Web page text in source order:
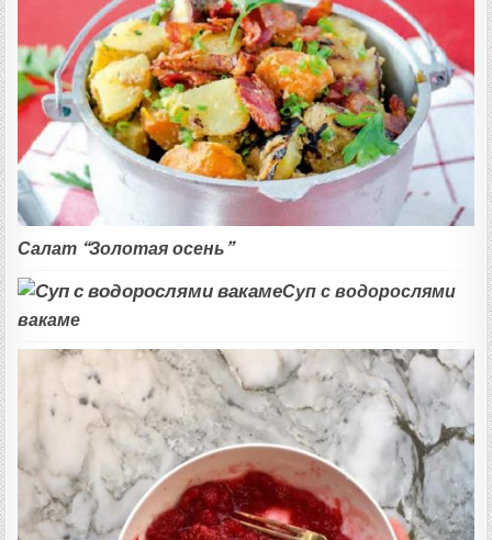
Салат “Золотая осень”
Суп с водорослями
вакаме